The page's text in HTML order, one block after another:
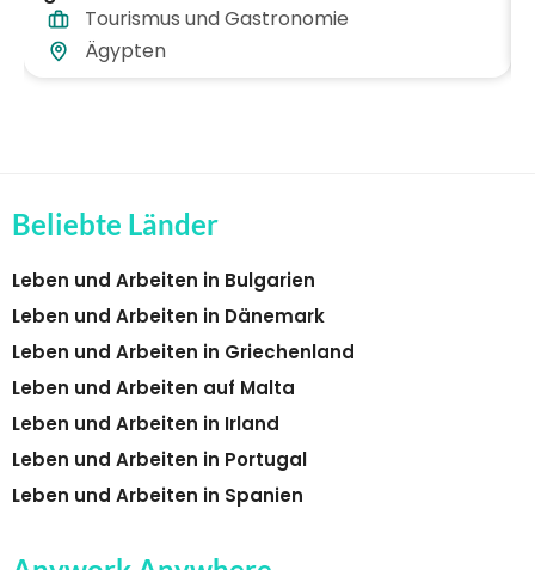
Tourismus und Gastronomie
Ägypten
Beliebte Länder
Leben und Arbeiten in Bulgarien
Leben und Arbeiten in Dänemark
Leben und Arbeiten in Griechenland
Leben und Arbeiten auf Malta
Leben und Arbeiten in Irland
Leben und Arbeiten in Portugal
Leben und Arbeiten in Spanien